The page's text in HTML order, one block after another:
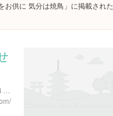
お供に 気分は焼鳥」に掲載された
東京都渋谷区千駄ケ谷４丁目４-１３